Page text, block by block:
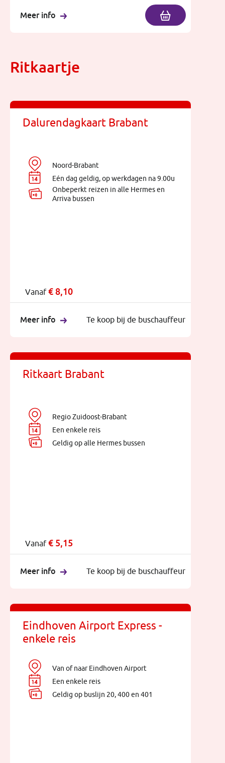
Meer info
Ritkaartje
Dalurendagkaart Brabant
Noord-Brabant
Eén dag geldig, op werkdagen na 9.00u
Onbeperkt reizen in alle Hermes en
Arriva bussen
Vanaf €8,10
Meer info Te koop bij de buschauffeur
Ritkaart Brabant
Regio Zuidoost-Brabant
Een enkele reis
Geldig op alle Hermes bussen
Vanaf € 5,15
Meer info Te koop bij de buschauffeur
Eindhoven Airport Express -
enkele reis
Van of naar Eindhoven Airport
Een enkele reis
Geldig op buslijn 20, 400 en 401